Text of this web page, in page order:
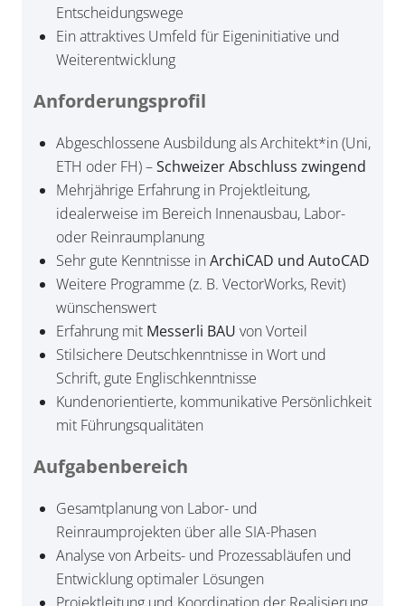
Entscheidungswege
Ein attraktives Umfeld für Eigeninitiative und
Weiterentwicklung
Anforderungsprofil
Abgeschlossene Ausbildung als Architekt*in (Uni,
ETH oder FH) –Schweizer Abschluss zwingend
Mehrjährige Erfahrung in Projektleitung,
idealerweise im Bereich Innenausbau, Labor-
oder Reinraumplanung
Sehr gute Kenntnisse inArchiCAD und AutoCAD
Weitere Programme (z. B. VectorWorks, Revit)
wünschenswert
Erfahrung mit Messerli BAU von Vorteil
Stilsichere Deutschkenntnisse in Wort und
Schrift, gute Englischkenntnisse
Kundenorientierte, kommunikative Persönlichkeit
mit Führungsqualitäten
Aufgabenbereich
Gesamtplanung von Labor- und
Reinraumprojekten über alle SIA-Phasen
Analyse von Arbeits- und Prozessabläufen und
Entwicklung optimaler Lösungen